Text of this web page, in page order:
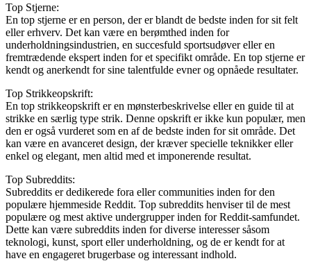
Top Stjerne:
En top stjerne er en person, der er blandt de bedste inden for sit felt
eller erhverv. Det kan være en berømthed inden for
underholdningsindustrien, en succesfuld sportsudøver eller en
fremtrædende ekspert inden for et specifikt område. En top stjerne er
kendt og anerkendt for sine talentfulde evner og opnåede resultater.
Top Strikkeopskrift:
En top strikkeopskrift er en mønsterbeskrivelse eller en guide til at
strikke en særlig type strik. Denne opskrift er ikke kun populær, men
den er også vurderet som en af de bedste inden for sit område. Det
kan være en avanceret design, der kræver specielle teknikker eller
enkel og elegant, men altid med et imponerende resultat.
Top Subreddits:
Subreddits er dedikerede fora eller communities inden for den
populære hjemmeside Reddit. Top subreddits henviser til de mest
populære og mest aktive undergrupper inden for Reddit-samfundet.
Dette kan være subreddits inden for diverse interesser såsom
teknologi, kunst, sport eller underholdning, og de er kendt for at
have en engageret brugerbase og interessant indhold.